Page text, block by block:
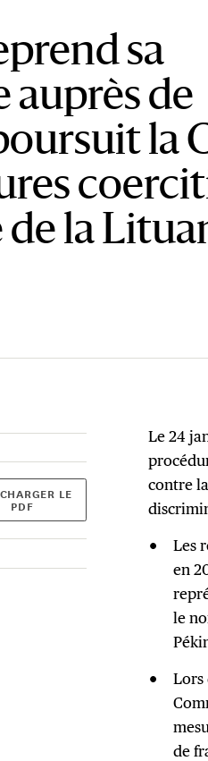
sa
auprès de
la
de la
LE
PDF
Le 24
contre
Les
en
le
Lors
de